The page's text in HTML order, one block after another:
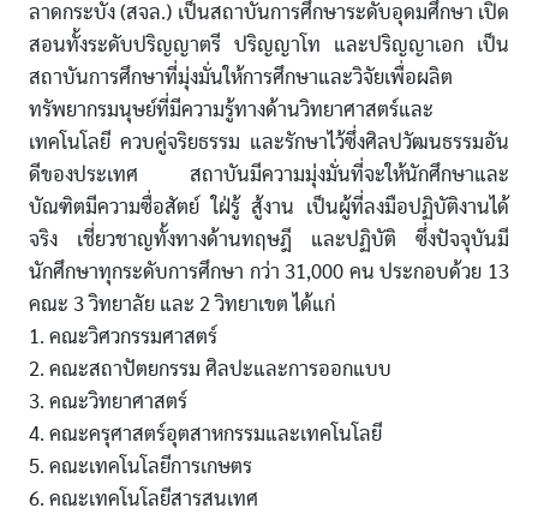
ลาดกระบัง (สจล.) เป็นสถาบันการศึกษาระดับอุดมศึกษา เปิด
สอนทั้งระดับปริญญาตรี ปริญญาโท และปริญญาเอก เป็น
สถาบันการศึกษาที่มุ่งมั่นให้การศึกษาและวิจัยเพื่อผลิต
ทรัพยากรมนุษย์ที่มีความรู้ทางด้านวิทยาศาสตร์และ
เทคโนโลยี ควบคู่จริยธรรม และรักษาไว้ซึ่งศิลปวัฒนธรรมอัน
ดีของประเทศ สถาบันมีความมุ่งมั่นที่จะให้นักศึกษาและ
บัณฑิตมีความซื่อสัตย์ ใฝ่รู้ สู้งาน เป็นผู้ที่ลงมือปฏิบัติงานได้
จริง เชี่ยวชาญทั้งทางด้านทฤษฎี และปฏิบัติ ซึ่งปัจจุบันมี
นักศึกษาทุกระดับการศึกษา กว่า 31,000 คน ประกอบด้วย 13
คณะ 3 วิทยาลัย และ 2 วิทยาเขต ได้แก่
1. คณะวิศวกรรมศาสตร์
2. คณะสถาปัตยกรรม ศิลปะและการออกแบบ
3. คณะวิทยาศาสตร์
4. คณะครุศาสตร์อุตสาหกรรมและเทคโนโลยี
5. คณะเทคโนโลยีการเกษตร
6. คณะเทคโนโลยีสารสนเทศ